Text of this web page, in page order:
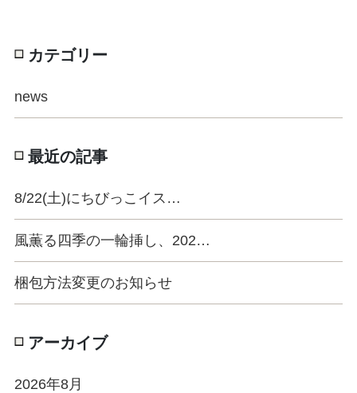
カテゴリー
news
最近の記事
8/22(土)にちびっこイス…
風薫る四季の一輪挿し、202…
梱包方法変更のお知らせ
アーカイブ
2026年8月